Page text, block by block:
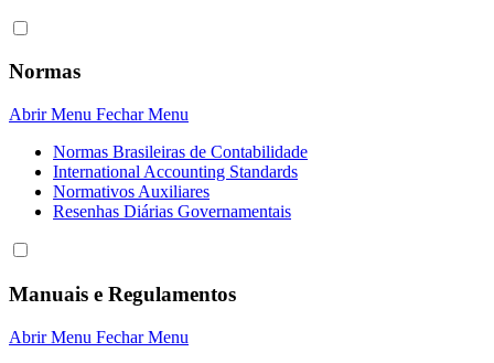
Normas
Abrir Menu Fechar Menu
Normas Brasileiras de Contabilidade
International Accounting Standards
Normativos Auxiliares
Resenhas Diárias Governamentais
Manuais e Regulamentos
Abrir Menu Fechar Menu